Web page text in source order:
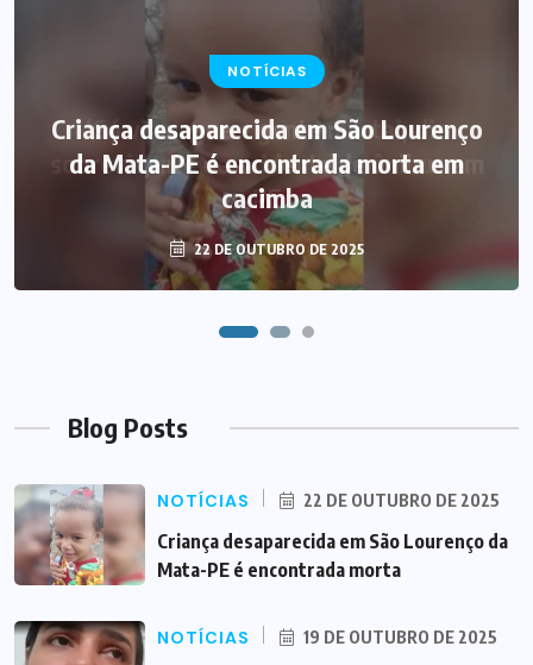
NOTÍCIAS
Criança desaparecida em São Lourenço
da Mata-PE é encontrada morta em
cacimba
22 DE OUTUBRO DE 2025
NOTÍCIAS
‘Só vi sangue e gente morta’, diz
sobrevivente de acidente de ônibus em
PE
19 DE OUTUBRO DE 2025
Blog Posts
NOTÍCIAS 22 DE OUTUBRO DE 2025
Criança desaparecida em São Lourenço da
Mata-PE é encontrada morta
NOTÍCIAS 19 DE OUTUBRO DE 2025